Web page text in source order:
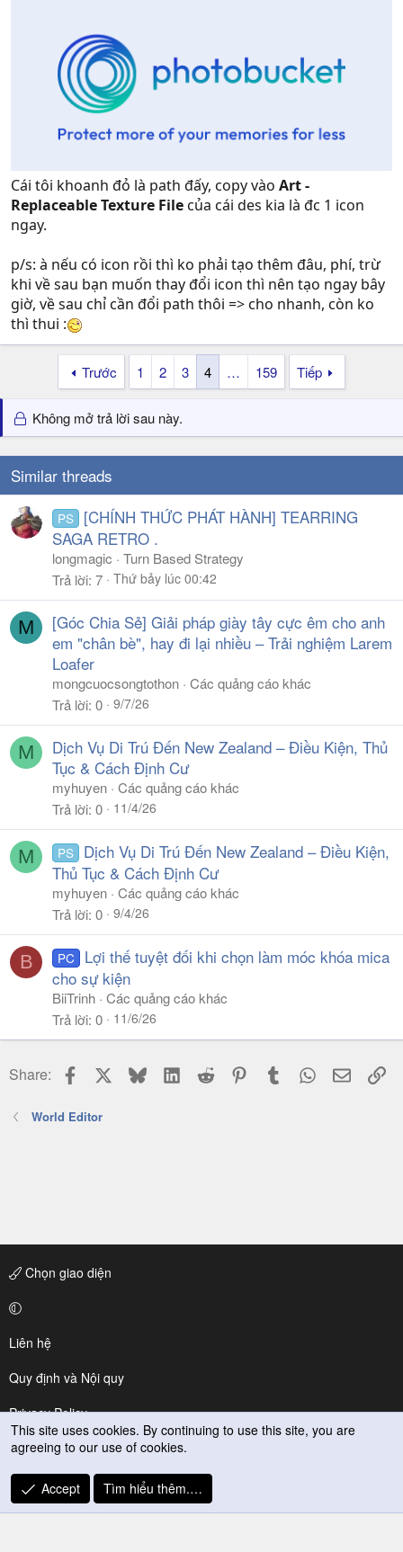
Cái tôi khoanh đỏ là path đấy, copy vào Art -
Replaceable Texture Filecủa cái des kia là đc 1 icon
ngay.
p/s: à nếu có icon rồi thì ko phải tạo thêm đâu, phí, trừ
khi về sau bạn muốn thay đổi icon thì nên tạo ngay bây
giờ, về sau chỉ cần đổi path thôi => cho nhanh, còn ko
thì thui :
Trước 1 2 3 4 … 159 Tiếp
Không mở trả lời sau này.
Similar threads
PS
[CHÍNH THỨC PHÁT HÀNH] TEARRING
SAGA RETRO .
longmagic
Turn Based Strategy
Trả lời 7 Thứ bảy lúc 00:42
M
[Góc Chia Sẻ] Giải pháp giày tây cực êm cho anh
em "chân bè", hay đi lại nhiều – Trải nghiệm Larem
Loafer
mongcuocsongtothon Các quảng cáo khác
Trả lời 0 9/7/26
M
Dịch Vụ Di Trú Đến New Zealand – Điều Kiện, Thủ
Tục & Cách Định Cư
myhuyen Các quảng cáo khác
Trả lời 0 11/4/26
M PS
Dịch Vụ Di Trú Đến New Zealand – Điều Kiện,
Thủ Tục & Cách Định Cư
myhuyen Các quảng cáo khác
Trả lời 0 9/4/26
B PC
Lợi thế tuyệt đối khi chọn làm móc khóa mica
cho sự kiện
BiiTrinh Các quảng cáo khác
Trả lời 0 11/6/26
Share: Facebook BlueskyLinkedIn
Reddit PinterestTumblr WhatsApp
Email
World Editor
Chọn giao diện
Liên hệ
Quy định và Nội quy
Privacy Policy
Trợ giúp
R
S
This site uses cookies. By continuing to use this site, you are
agreeing to our use of cookies.
Accept Tìm hiểu thêm.…